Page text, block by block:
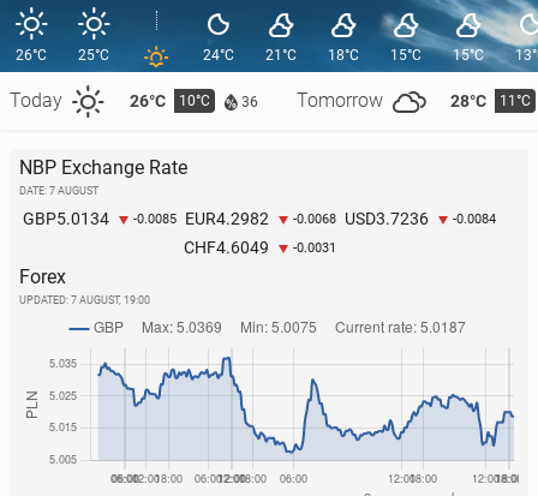
26°C
Today 26°C 10°C 36 Tomorrow 28°C 11°C
25°C 24°C 21°C 18°C 15°C 15°C
NBP Exchange Rate
DATE: 7 AUGUST
GBP5.0134 -0.0085 EUR4.2982 -0.0068 USD3.7236 -0.0084
CHF4.6049 -0.0031
Forex
UPDATED: 7 AUGUST, 19:00